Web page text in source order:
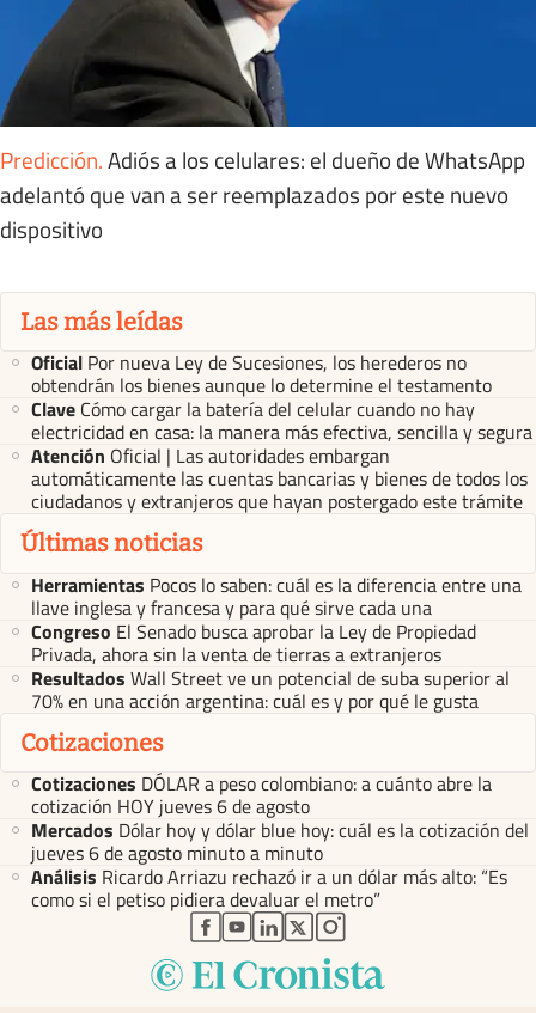
Predicción.Adiós a los celulares: el dueño de WhatsApp
adelantó que van a ser reemplazados por este nuevo
dispositivo
Las más leídas
Oficial Por nueva Ley de Sucesiones, los herederos no
obtendrán los bienes aunque lo determine el testamento
Clave Cómo cargar la batería del celular cuando no hay
electricidad en casa: la manera más efectiva, sencilla y segura
Atención Oficial | Las autoridades embargan
automáticamente las cuentas bancarias y bienes de todos los
ciudadanos y extranjeros que hayan postergado este trámite
Últimas noticias
Herramientas Pocos lo saben: cuál es la diferencia entre una
llave inglesa y francesa y para qué sirve cada una
Congreso El Senado busca aprobar la Ley de Propiedad
Privada, ahora sin la venta de tierras a extranjeros
Resultados Wall Street ve un potencial de suba superior al
70% en una acción argentina: cuál es y por qué le gusta
Cotizaciones
Cotizaciones DÓLAR a peso colombiano: a cuánto abre la
cotización HOY jueves 6 de agosto
Mercados Dólar hoy y dólar blue hoy: cuál es la cotización del
jueves 6 de agosto minuto a minuto
Análisis Ricardo Arriazu rechazó ir a un dólar más alto: “Es
como si el petiso pidiera devaluar el metro”
abre en nueva pestaña
abre en nueva pestaña
abre en nueva pestaña
abre en nueva pestaña
abre en nueva pestaña